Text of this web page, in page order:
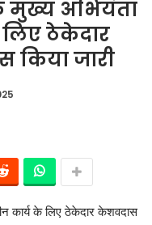
मुख्य अभियंता
लिए ठेकेदार
किया जारी
कार्य के लिए ठेकेदार केशवदास